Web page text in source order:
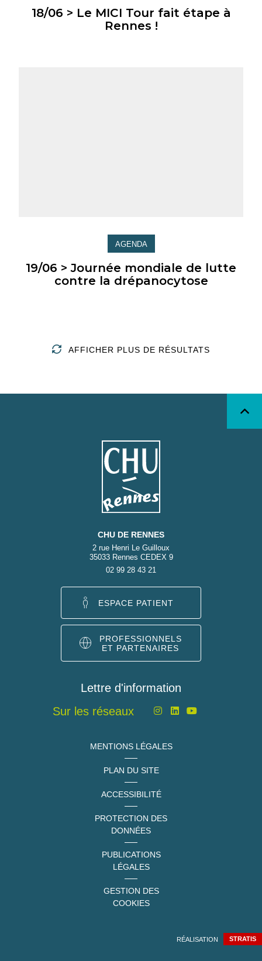
18/06 > Le MICI Tour fait étape à
Rennes !
AGENDA
19/06 > Journée mondiale de lutte
contre la drépanocytose
AFFICHER PLUS DE RÉSULTATS
CHU DE RENNES
2 rue Henri Le Guilloux
35033 Rennes CEDEX 9
02 99 28 43 21
ESPACE PATIENT
PROFESSIONNELS
ET PARTENAIRES
Lettre d'information
Sur les réseaux
MENTIONS LÉGALES
PLAN DU SITE
ACCESSIBILITÉ
PROTECTION DES
DONNÉES
PUBLICATIONS
LÉGALES
GESTION DES
COOKIES
RÉALISATION STRATIS